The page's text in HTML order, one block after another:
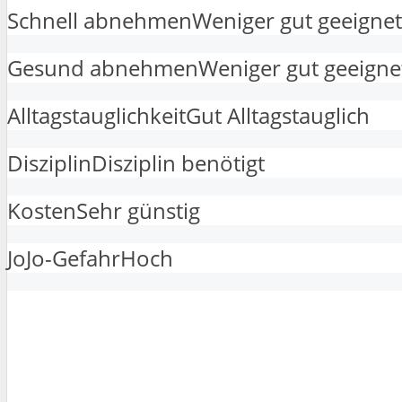
Schnell abnehmenWeniger gut geeignet
Gesund abnehmenWeniger gut
AlltagstauglichkeitGut Alltagstauglich
DisziplinDisziplin benötigt
KostenSehr günstig
JoJo-GefahrHoch